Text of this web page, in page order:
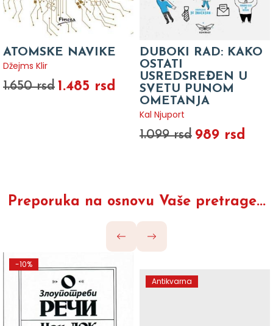
ATOMSKE NAVIKE
Džejms Klir
1.650 rsd 1.485 rsd
DUBOKI RAD: KAKO
OSTATI
USREDSREĐEN U
SVETU PUNOM
OMETANJA
Kal Njuport
1.099 rsd 989 rsd
Preporuka na osnovu Vaše pretrage...
-10%
Antikvarna